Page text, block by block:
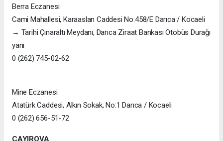
Berra Eczanesi
Cami Mahallesi, Karaaslan Caddesi No:458/E Darıca / Kocaeli
→ Tarihi Çınaraltı Meydanı, Darıca Ziraat Bankası Otobüs Durağı
yanı
0 (262) 745-02-62
Mine Eczanesi
Atatürk Caddesi, Alkın Sokak, No:1 Darıca / Kocaeli
0 (262) 656-51-72